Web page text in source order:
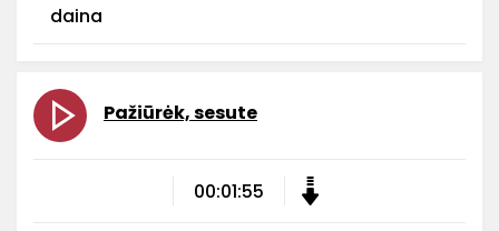
daina
Pažiūrėk, sesute
00:01:55